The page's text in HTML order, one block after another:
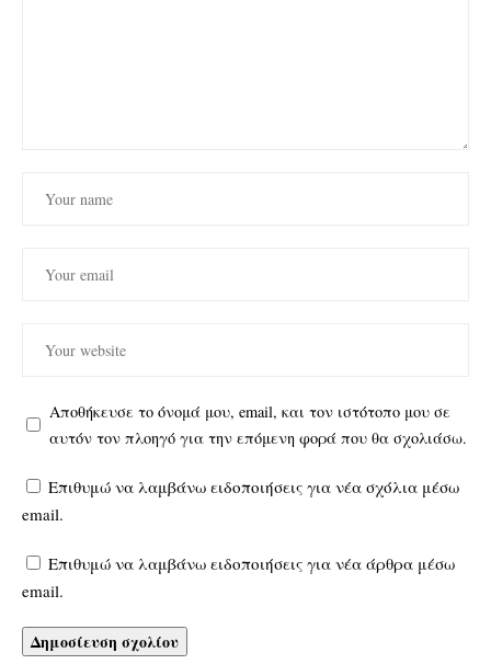
Αποθήκευσε το όνομά μου, email, και τον ιστότοπο μου σε
αυτόν τον πλοηγό για την επόμενη φορά που θα σχολιάσω.
Επιθυμώ να λαμβάνω ειδοποιήσεις για νέα σχόλια μέσω
email.
Επιθυμώ να λαμβάνω ειδοποιήσεις για νέα άρθρα μέσω
email.